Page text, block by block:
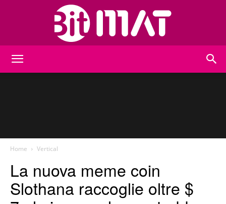
Home Vertical
La nuova meme coin
Slothana raccoglie oltre $